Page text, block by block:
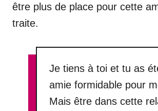
être plus de place pour cette
traite.
Je tiens à toi et tu as
amie formidable pour
Mais être dans cette